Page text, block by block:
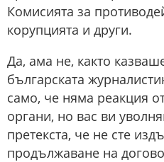
Комисията за
корупцията и други.
Да, ама не, както
българската
само, че няма реакция
органи, но вас ви
претекста, че не сте
продължаване на